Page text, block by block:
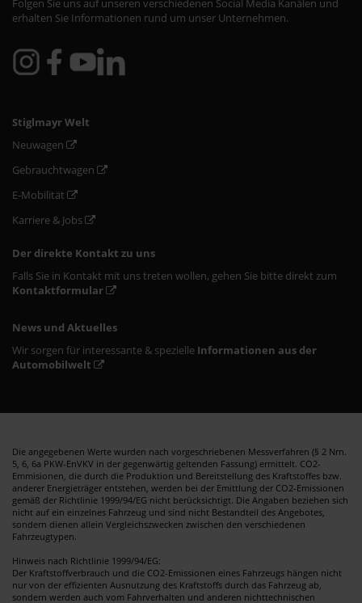
Folgen Sie uns auf unseren verschiedenen Social Media Kanälen und
erhalten Sie Informationen rund um unser Unternehmen.
Stiglmayr Welt
Neuwagen
Gebrauchtwagen
E-Mobilität
Karriere & Jobs
Der direkte Kontakt zu uns
Falls Sie in Kontakt mit uns treten wollen, gehen Sie bitte direkt zum
Kontaktformular
News und Aktuelles
Wir sorgen für interessante & spezielle Informationen aus der
Automobilwelt
Die angegebenen Werte wurden nach vorgeschriebenen Messverfahren (§ 2 Nrn.
5, 6, 6a PKW-EnVKV in der gegenwärtig geltenden Fassung) ermittelt. CO2-
Emmisionen, die durch die Produktion und Bereitstellung des Kraftstoffes bzw.
anderer Energieträger entstehen, werden bei der Emittlung der CO2-Emissionen
gemäß der Richtlinie 1999/94/EG nicht berücksichtigt. Die Angaben beziehen sich
nicht auf ein einzelnes Fahrzeug und sind nicht Bestandteil des Angebotes,
sondern dienen allein Vergleichszwecken zwischen den verschiedenen
Fahrzeugtypen.
Hinweis nach Richtlinie 1999/94/EG:
Der Kraftstoffverbrauch und die CO2-Emissionen eines Fahrzeugs hängen nicht
nur von der effizienten Ausnutzung des Kraftstoffs durch das Fahrzeug ab,
sondern werden auch vom Fahrverhalten und anderen nichttechnischen